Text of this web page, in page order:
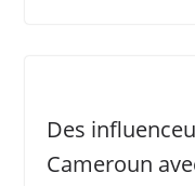
Des
Cameroun